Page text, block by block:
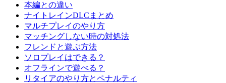
本編との違い
ナイトレインDLCまとめ
マルチプレイのやり方
マッチングしない時の対処法
フレンドと遊ぶ方法
ソロプレイはできる？
オフラインで遊べる？
リタイアのやり方とペナルティ